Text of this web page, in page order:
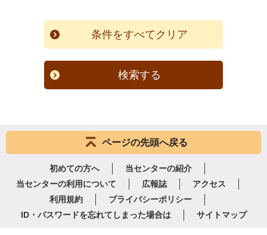
検索する
ページの先頭へ戻る
初めての方へ
当センターの紹介
当センターの利用について
広報誌
アクセス
利用規約
プライバシーポリシー
ID・パスワードを忘れてしまった場合は
サイトマップ